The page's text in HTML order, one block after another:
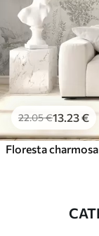
22.05€13 .23€
Floresta charmosa